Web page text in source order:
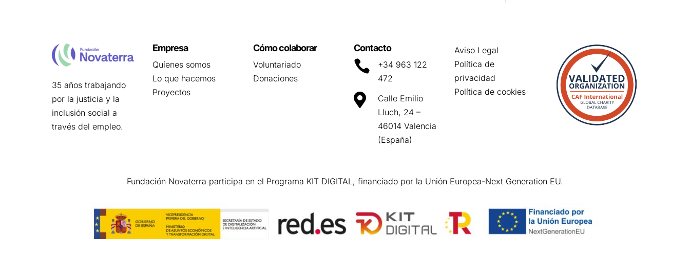
35 años trabajando
por la justicia y la
inclusión social a
través del empleo.
Empresa
Quíenes somos
Lo que hacemos
Proyectos
Cómo colaborar
Voluntariado
Donaciones
Contacto

+34 963 122
472

Calle Emilio
Lluch, 24 –
46014 Valencia
(España)
Aviso Legal
Política de
privacidad
Política de cookies
Fundación Novaterra participa en el Programa KIT DIGITAL, financiado por la Unión Europea-Next Generation EU.